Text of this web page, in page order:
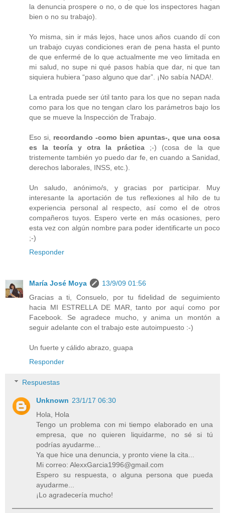
la denuncia prospere o no, o de que los inspectores hagan
bien o no su trabajo).
Yo misma, sin ir más lejos, hace unos años cuando dí con
un trabajo cuyas condiciones eran de pena hasta el punto
de que enfermé de lo que actualmente me veo limitada en
mi salud, no supe ni qué pasos había que dar, ni que tan
siquiera hubiera “paso alguno que dar”. ¡No sabía NADA!.
La entrada puede ser útil tanto para los que no sepan nada
como para los que no tengan claro los parámetros bajo los
que se mueve la Inspección de Trabajo.
Eso si, recordando -como bien apuntas-, que una cosa
es la teoría y otra la práctica;-) (cosa de la que
tristemente también yo puedo dar fe, en cuando a Sanidad,
derechos laborales, INSS, etc.).
Un saludo, anónimo/s, y gracias por participar. Muy
interesante la aportación de tus reflexiones al hilo de tu
experiencia personal al respecto, así como el de otros
compañeros tuyos. Espero verte en más ocasiones, pero
esta vez con algún nombre para poder identificarte un poco
;-)
Responder
María José Moya
13/9/09 01:56
Gracias a ti, Consuelo, por tu fidelidad de seguimiento
hacia MI ESTRELLA DE MAR, tanto por aquí como por
Facebook. Se agradece mucho, y anima un montón a
seguir adelante con el trabajo este autoimpuesto :-)
Un fuerte y cálido abrazo, guapa
Responder
Respuestas
Unknown 23/1/17 06:30
Hola, Hola
Tengo un problema con mi tiempo elaborado en una
empresa, que no quieren liquidarme, no sé si tú
podrías ayudarme...
Ya que hice una denuncia, y pronto viene la cita...
Mi correo: AlexxGarcia1996@gmail.com
Espero su respuesta, o alguna persona que pueda
ayudarme...
¡Lo agradecería mucho!